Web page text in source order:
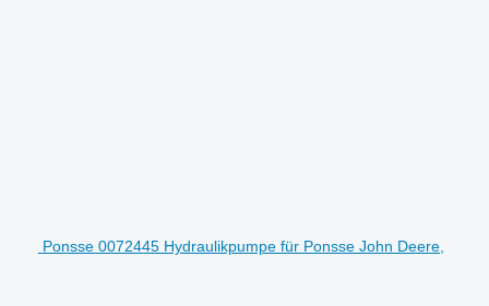
Ponsse 0072445 Hydraulikpumpe für Ponsse John Deere,